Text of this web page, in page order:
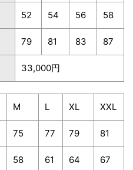
52 54 56 58
79 81 83 87
33,000円
M L XL XXL
75 77 79 81
58 61 64 67